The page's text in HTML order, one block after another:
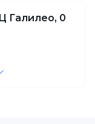
Галилео, 0